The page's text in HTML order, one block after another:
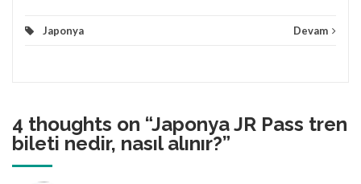
Japonya Devam
4 thoughts on “Japonya JR Pass tren
bileti nedir, nasıl alınır?”